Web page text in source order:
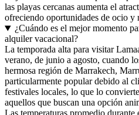
las playas cercanas aumenta el
ofreciendo oportunidades de ocio y
¿Cuándo es el mejor momento
alquiler vacacional?
La temporada alta para visitar
verano, de junio a agosto, cuando
hermosa región de Marrakech,
particularmente popular debido al
festivales locales, lo que lo
aquellos que buscan una opción